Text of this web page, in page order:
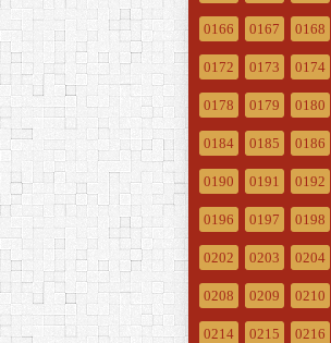
0166 0167 0168
0172 0173 0174
0178 0179 0180
0184 0185 0186
0190 0191 0192
0196 0197 0198
0202 0203 0204
0208 0209 0210
0214 0215 0216